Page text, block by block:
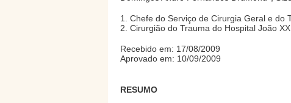
1. Chefe do Serviço de Cirurgia Geral e do
2. Cirurgião do Trauma do Hospital João
Recebido em: 17/08/2009
Aprovado em: 10/09/2009
RESUMO